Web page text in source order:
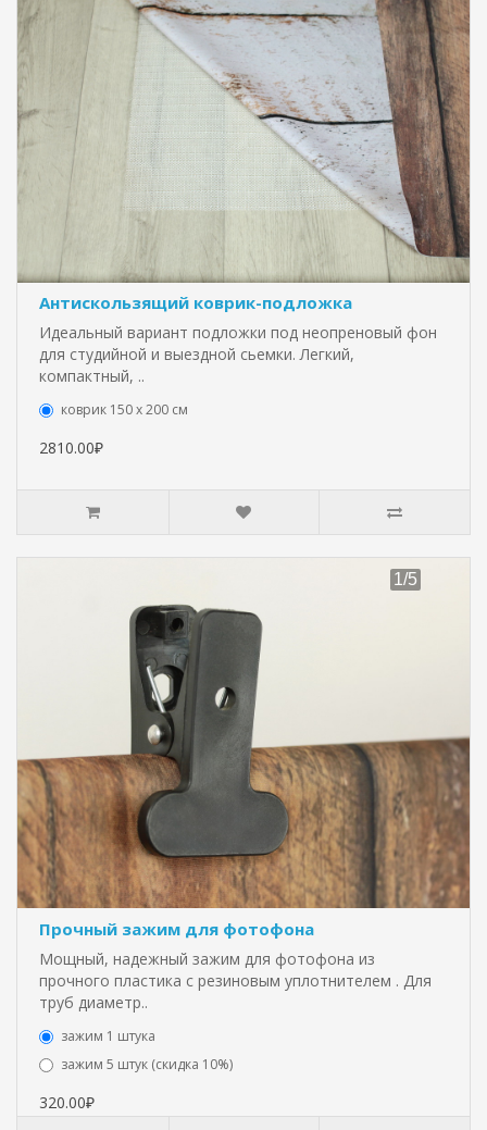
Антискользящий коврик-подложка
Идеальный вариант подложки под неопреновый фон
для студийной и выездной сьемки. Легкий,
компактный, ..
коврик 150 х 200 см
2810.00₽
Прочный зажим для фотофона
Мощный, надежный зажим для фотофона из
прочного пластика с резиновым уплотнителем . Для
труб диаметр..
зажим 1 штука
зажим 5 штук (скидка 10%)
320.00₽